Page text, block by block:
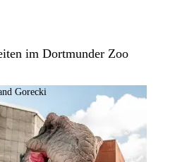
im Dortmunder Zoo
Gorecki